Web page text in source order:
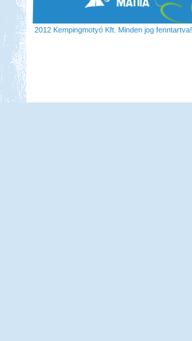
2012 Kempingmotyó Kft. Minden jog fenntartva!